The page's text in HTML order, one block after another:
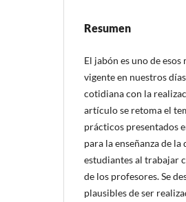
Resumen
El jabón es uno de
vigente en nuestros
cotidiana con la
artículo se retoma el
prácticos presentados
para la enseñanza de
estudiantes al trabajar
de los profesores. Se
plausibles de ser